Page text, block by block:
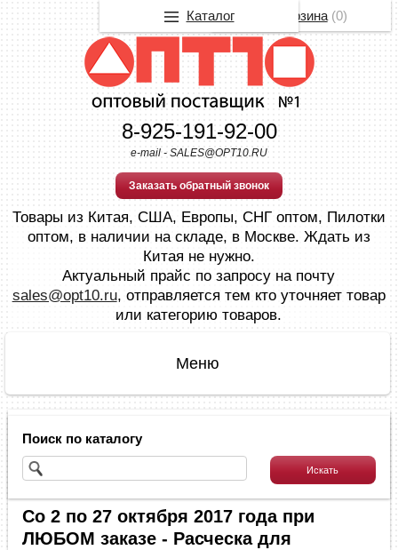
8-925-191-92-00
e-mail - SALES@OPT10.RU
Заказать обратный звонок
Товары из Китая, США, Европы, СНГ оптом, Пилотки
оптом, в наличии на складе, в Москве. Ждать из
Китая не нужно.
Актуальный прайс по запросу на почту
sales@opt10.ru, отправляется тем кто уточняет товар
или категорию товаров.
Поиск по каталогу
Со 2 по 27 октября 2017 года при
ЛЮБОМ заказе - Расческа для
Корзина(0)
Каталог